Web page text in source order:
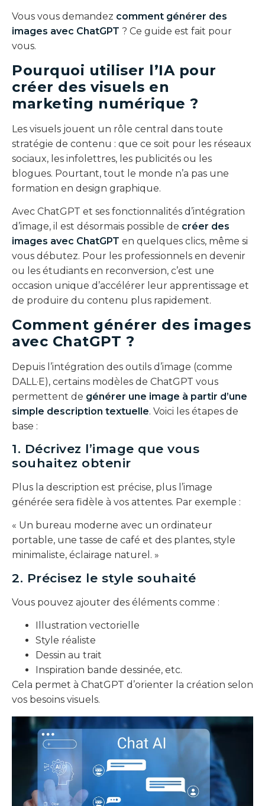
Vous vous demandez comment générer des
images avec ChatGPT ? Ce guide est fait pour
vous.
Pourquoi utiliser l’IA pour
créer des visuels en
marketing numérique ?
Les visuels jouent un rôle central dans toute
stratégie de contenu : que ce soit pour les réseaux
sociaux, les infolettres, les publicités ou les
blogues. Pourtant, tout le monde n’a pas une
formation en design graphique.
Avec ChatGPT et ses fonctionnalités d’intégration
d’image, il est désormais possible de créer des
images avec ChatGPT en quelques clics, même si
vous débutez. Pour les professionnels en devenir
ou les étudiants en reconversion, c’est une
occasion unique d’accélérer leur apprentissage et
de produire du contenu plus rapidement.
Comment générer des images
avec ChatGPT ?
Depuis l’intégration des outils d’image (comme
DALL·E), certains modèles de ChatGPT vous
permettent de générer une image à partir d’une
simple description textuelle. Voici les étapes de
base :
1. Décrivez l’image que vous
souhaitez obtenir
Plus la description est précise, plus l’image
générée sera fidèle à vos attentes. Par exemple :
« Un bureau moderne avec un ordinateur
portable, une tasse de café et des plantes, style
minimaliste, éclairage naturel. »
2. Précisez le style souhaité
Vous pouvez ajouter des éléments comme :
Illustration vectorielle
Style réaliste
Dessin au trait
Inspiration bande dessinée, etc.
Cela permet à ChatGPT d’orienter la création selon
vos besoins visuels.